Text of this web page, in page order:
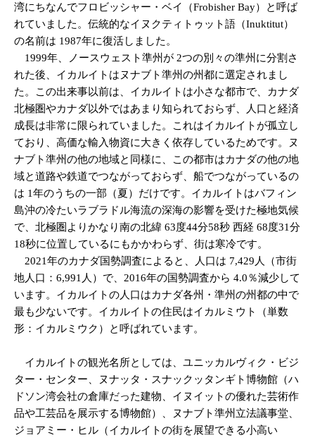
湾にちなんでフロビッシャー・ベイ（Frobisher Bay）と呼ば
れていました。伝統的なイヌクティトゥット語（Inuktitut）
の名前は 1987年に復活しました。
1999年、ノースウェスト準州が 2つの別々の準州に分割さ
れた後、イカルイトはヌナブト準州の州都に選定されまし
た。この出来事以前は、イカルイトは小さな都市で、カナダ
北極圏やカナダ以外ではあまり知られておらず、人口と経済
成長は非常に限られていました。これはイカルイトが孤立し
ており、高価な輸入物資に大きく依存しているためです。ヌ
ナブト準州の他の地域と同様に、この都市はカナダの他の地
域と道路や鉄道でつながっておらず、船でつながっているの
は 1年のうちの一部（夏）だけです。イカルイトはバフィン
島沖の冷たいラブラドル海流の深海の影響を受けた極地気候
で、北極圏よりかなり南の北緯 63度44分58秒 西経 68度31分
18秒に位置しているにもかかわらず、街は寒冷です。
2021年のカナダ国勢調査によると、人口は 7,429人（市街
地人口：6,991人）で、2016年の国勢調査から 4.0％減少して
います。イカルイトの人口はカナダ各州・準州の州都の中で
最も少ないです。イカルイトの住民はイカルミウト（単数
形：イカルミウク）と呼ばれています。
イカルイトの観光名所としては、ユニッカルヴィク・ビジ
ター・センター、ヌナッタ・スナックッタンギト博物館（ハ
ドソン湾会社の倉庫だった建物、イヌイットの優れた芸術作
品や工芸品を展示する博物館）、ヌナブト準州立法議事堂、
ジョアミー・ヒル（イカルイトの街を展望できる小高い